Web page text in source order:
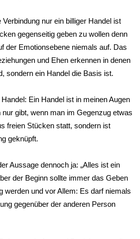
Verbindung nur ein billiger Handel ist
gegenseitig geben zu wollen denn
der Emotionsebene niemals auf. Das
und Ehen erkennen in denen
sondern ein Handel die Basis ist.
Ein Handel ist in meinen Augen
gibt, wenn man im Gegenzug etwas
freien Stücken statt, sondern ist
geknüpft.
Aussage dennoch ja: „Alles ist ein
der Beginn sollte immer das Geben
werden und vor Allem: Es darf niemals
gegenüber der anderen Person